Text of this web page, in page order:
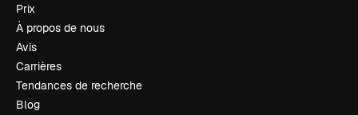
Prix
À propos de nous
Avis
Carrières
Tendances de recherche
Blog